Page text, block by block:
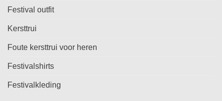
Festival outfit
Kersttrui
Foute kersttrui voor heren
Festivalshirts
Festivalkleding